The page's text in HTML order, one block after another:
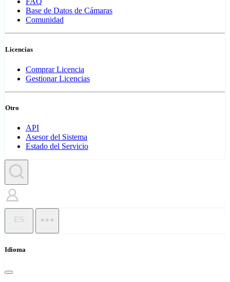
Base de Datos de Cámaras
Comunidad
Licencias
Comprar Licencia
Gestionar Licencias
Otro
API
Asesor del Sistema
Estado del Servicio
ES
Idioma